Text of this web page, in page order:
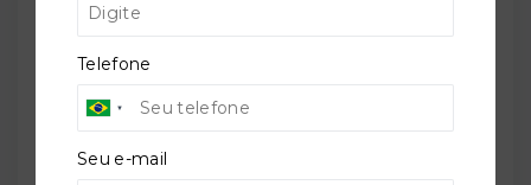
Outras Informações
Referência:
O-71184-110347
Telefone
Seu e-mail